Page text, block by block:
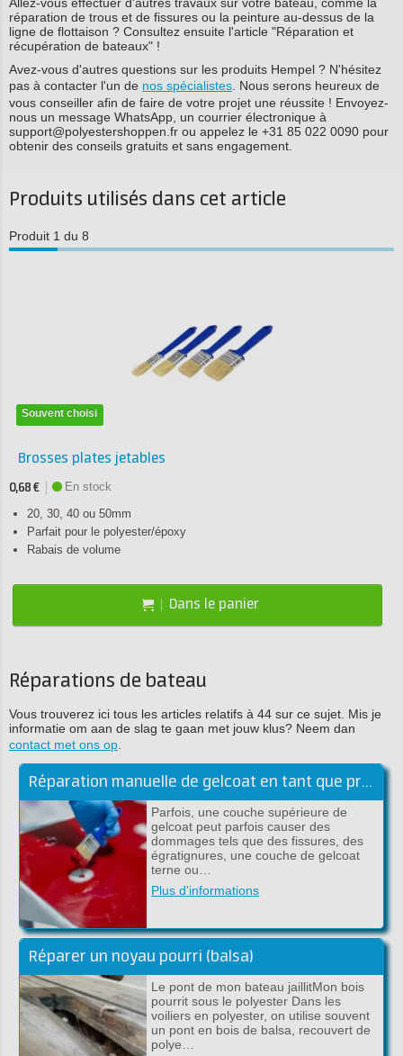
réparation de trous et de fissures ou la peinture au-dessus de la
ligne de flottaison ? Consultez ensuite l'article "Réparation et
récupération de bateaux" !
Avez-vous d'autres questions sur les produits Hempel ? N'hésitez
pas à contacter l'un de nos spécialistes . Nous serons heureux de
vous conseiller afin de faire de votre projet une réussite ! Envoyez-
nous un message WhatsApp, un courrier électronique à
support@polyestershoppen.fr ou appelez le +31 85 022 0090 pour
obtenir des conseils gratuits et sans engagement.
Produits utilisés dans cet article
Produit 1 du 8
Souvent choisi
Brosses plates jetables
0,68 €
En stock
20, 30, 40 ou 50mm
Parfait pour le polyester/époxy
Rabais de volume
Dans le panier
Réparations de bateau
Vous trouverez ici tous les articles relatifs à 44 sur ce sujet. Mis je
informatie om aan de slag te gaan met jouw klus? Neem dan
contact met ons op
Réparation manuelle de gelcoat en tant que professionnel!
Parfois, une couche supérieure de
gelcoat peut parfois causer des
dommages tels que des fissures, des
égratignures, une couche de gelcoat
terne ou…
Plus d'informations
Réparer un noyau pourri (balsa)
Le pont de mon bateau jaillitMon bois
pourrit sous le polyester Dans les
voiliers en polyester, on utilise souvent
un pont en bois de balsa, recouvert de
polye…